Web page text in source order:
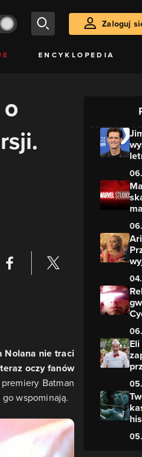
Zaloguj
ENCYKLOPEDIA
Nolana nie traci
oczy fanów
Batman
wspominają.